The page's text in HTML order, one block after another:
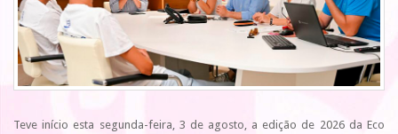
Teve início esta segunda-feira, 3 de agosto, a edição de 2026 da Eco